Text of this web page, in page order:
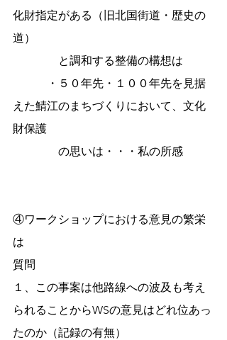
化財指定がある（旧北国街道・歴史の
道）
と調和する整備の構想は
・５０年先・１００年先を見据
えた鯖江のまちづくりにおいて、文化
財保護
の思いは・・・私の所感
④ワークショップにおける意見の繁栄
は
質問
１、この事案は他路線への波及も考え
られることからWSの意見はどれ位あっ
たのか（記録の有無）